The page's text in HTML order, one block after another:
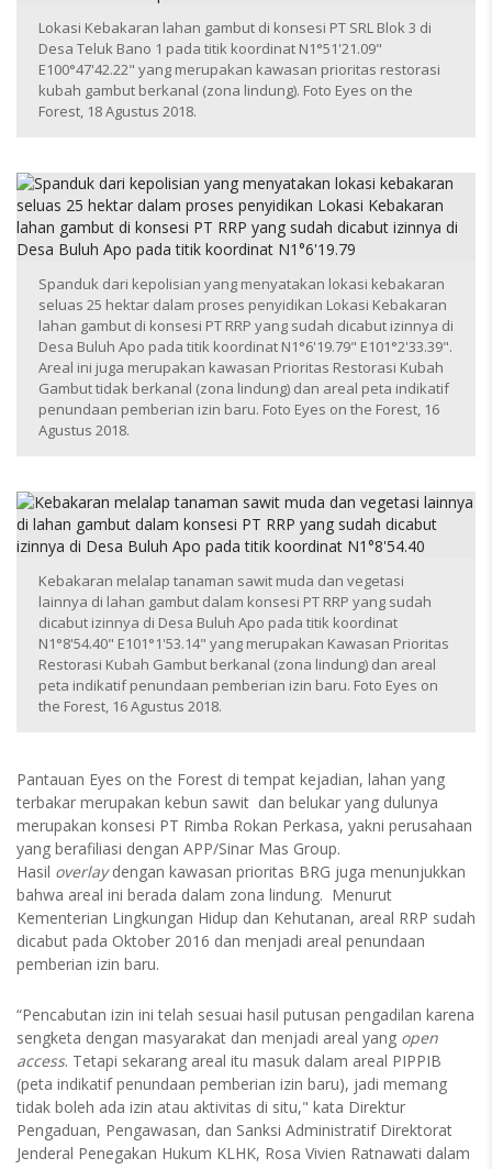
Lokasi Kebakaran lahan gambut di konsesi PT SRL Blok 3 di
Desa Teluk Bano 1 pada titik koordinat N1°51'21.09"
E100°47'42.22" yang merupakan kawasan prioritas restorasi
kubah gambut berkanal (zona lindung). Foto Eyes on the
Forest, 18 Agustus 2018.
Spanduk dari kepolisian yang menyatakan lokasi kebakaran
seluas 25 hektar dalam proses penyidikan Lokasi Kebakaran
lahan gambut di konsesi PT RRP yang sudah dicabut izinnya di
Desa Buluh Apo pada titik koordinat N1°6'19.79" E101°2'33.39".
Areal ini juga merupakan kawasan Prioritas Restorasi Kubah
Gambut tidak berkanal (zona lindung) dan areal peta indikatif
penundaan pemberian izin baru. Foto Eyes on the Forest, 16
Agustus 2018.
Kebakaran melalap tanaman sawit muda dan vegetasi
lainnya di lahan gambut dalam konsesi PT RRP yang sudah
dicabut izinnya di Desa Buluh Apo pada titik koordinat
N1°8'54.40" E101°1'53.14" yang merupakan Kawasan Prioritas
Restorasi Kubah Gambut berkanal (zona lindung) dan areal
peta indikatif penundaan pemberian izin baru. Foto Eyes on
the Forest, 16 Agustus 2018.
Pantauan Eyes on the Forest di tempat kejadian, lahan yang
terbakar merupakan kebun sawit dan belukar yang dulunya
merupakan konsesi PT Rimba Rokan Perkasa, yakni perusahaan
yang berafiliasi dengan APP/Sinar Mas Group.
Hasil overlaydengan kawasan prioritas BRG juga menunjukkan
bahwa areal ini berada dalam zona lindung. Menurut
Kementerian Lingkungan Hidup dan Kehutanan, areal RRP sudah
dicabut pada Oktober 2016 dan menjadi areal penundaan
pemberian izin baru.
“Pencabutan izin ini telah sesuai hasil putusan pengadilan karena
sengketa dengan masyarakat dan menjadi areal yang open
access. Tetapi sekarang areal itu masuk dalam areal PIPPIB
(peta indikatif penundaan pemberian izin baru), jadi memang
tidak boleh ada izin atau aktivitas di situ," kata Direktur
Pengaduan, Pengawasan, dan Sanksi Administratif Direktorat
Jenderal Penegakan Hukum KLHK, Rosa Vivien Ratnawati dalam